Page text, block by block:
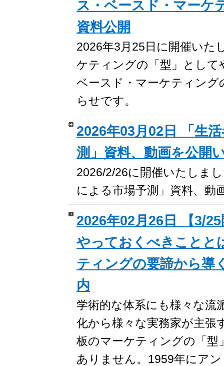
ス・ベースド・マー
資料公開
2026年3月25日に開催いた
ケティングの「型」とし
ベースド・マーケティング
らせです。
2026年03月02日 「生
測」資料、動画を公開
2026/2/26に開催いたしま
による市場予測」資料、動
2026年02月26日 【3/
やっておくべきことと
ティングの要諦から導
内
学術的な体系にも様々な流
化から様々な実務家が主張
板のマーケティングの「型
ありません。1959年にア